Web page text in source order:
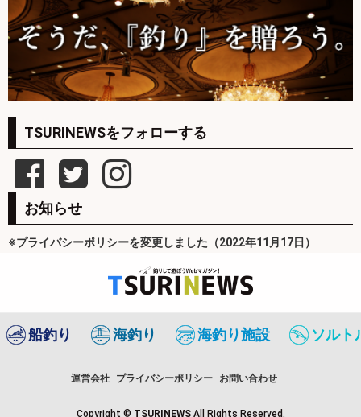
TSURINEWSをフォローする
お知らせ
※プライバシーポリシーを変更しました（2022年11月17日）
船釣り 海釣り 海釣り施設 ソルト
運営会社 プライバシーポリシー お問い合わせ
Copyright © TSURINEWS All Rights Reserved.